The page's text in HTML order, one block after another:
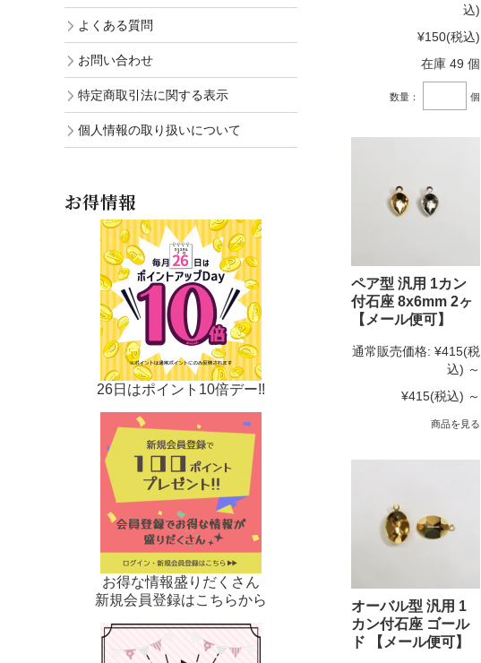
込)
¥150(税込)
在庫 49 個
数量： 個
ペア型 汎用 1カン
付石座 8x6mm 2ヶ
【メール便可】
通常販売価格: ¥415(税
込) ～
¥415(税込) ～
商品を見る
オーバル型 汎用 1
カン付石座 ゴール
ド 【メール便可】
よくある質問
お問い合わせ
特定商取引法に関する表示
個人情報の取り扱いについて
お得情報
26日はポイント10倍デー!!
お得な情報盛りだくさん
新規会員登録はこちらから